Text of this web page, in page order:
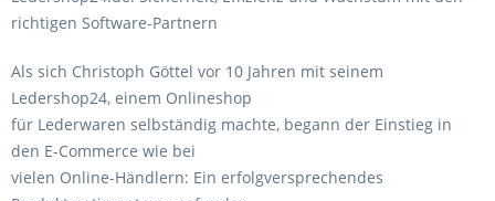
richtigen Software-Partnern
Als sich Christoph Göttel vor 10 Jahren mit seinem
Ledershop24, einem Onlineshop
für Lederwaren selbständig machte, begann der Einstieg in
den E-Commerce wie bei
vielen Online-Händlern: Ein erfolgversprechendes